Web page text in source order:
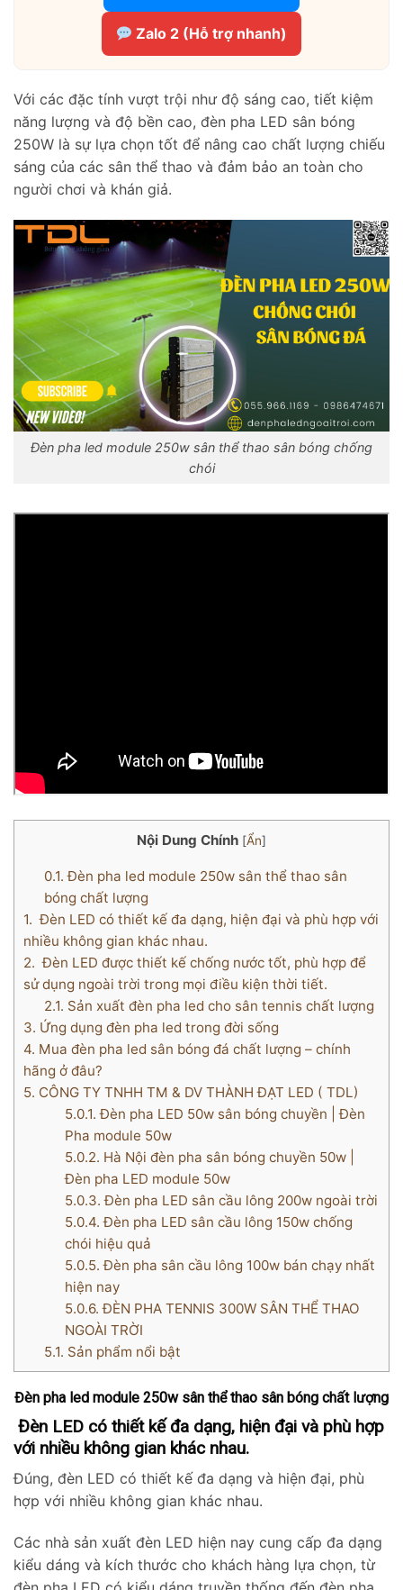
Zalo 2 (Hỗ trợ nhanh)
Với các đặc tính vượt trội như độ sáng cao, tiết kiệm
năng lượng và độ bền cao, đèn pha LED sân bóng
250W là sự lựa chọn tốt để nâng cao chất lượng chiếu
sáng của các sân thể thao và đảm bảo an toàn cho
người chơi và khán giả.
Đèn pha led module 250w sân thể thao sân bóng chống
chói
Nội Dung Chính [Ẩn]
0.1. Đèn pha led module 250w sân thể thao sân
bóng chất lượng
1. Đèn LED có thiết kế đa dạng, hiện đại và phù hợp với
nhiều không gian khác nhau.
2. Đèn LED được thiết kế chống nước tốt, phù hợp để
sử dụng ngoài trời trong mọi điều kiện thời tiết.
2.1. Sản xuất đèn pha led cho sân tennis chất lượng
3. Ứng dụng đèn pha led trong đời sống
4. Mua đèn pha led sân bóng đá chất lượng – chính
hãng ở đâu?
5. CÔNG TY TNHH TM & DV THÀNH ĐẠT LED ( TDL)
5.0.1. Đèn pha LED 50w sân bóng chuyền | Đèn
Pha module 50w
5.0.2. Hà Nội đèn pha sân bóng chuyền 50w |
Đèn pha LED module 50w
5.0.3. Đèn pha LED sân cầu lông 200w ngoài trời
5.0.4. Đèn pha LED sân cầu lông 150w chống
chói hiệu quả
5.0.5. Đèn pha sân cầu lông 100w bán chạy nhất
hiện nay
5.0.6. ĐÈN PHA TENNIS 300W SÂN THỂ THAO
NGOÀI TRỜI
5.1. Sản phẩm nổi bật
Đèn pha led module 250w sân thể thao sân bóng chất lượng
Đèn LED có thiết kế đa dạng, hiện đại và phù hợp
với nhiều không gian khác nhau.
Đúng, đèn LED có thiết kế đa dạng và hiện đại, phù
hợp với nhiều không gian khác nhau.
Các nhà sản xuất đèn LED hiện nay cung cấp đa dạng
kiểu dáng và kích thước cho khách hàng lựa chọn, từ